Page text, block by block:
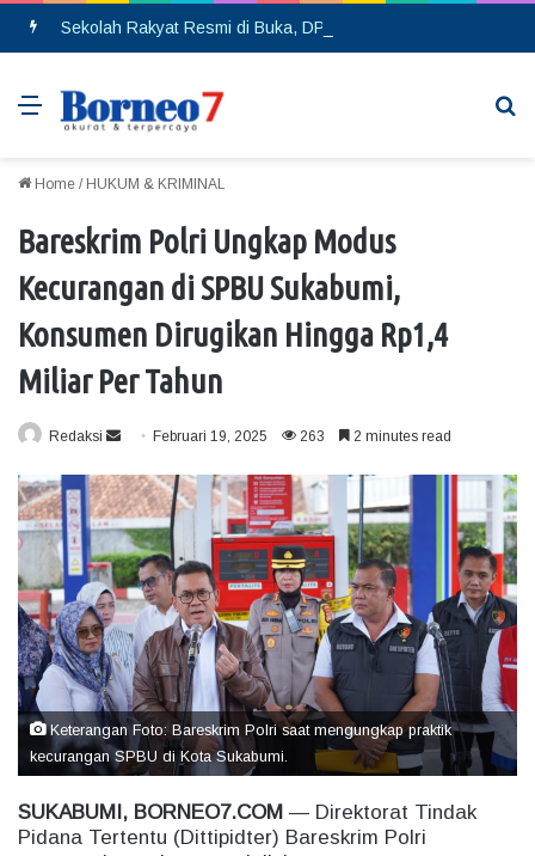
Menu
Home / HUKUM & KRIMINAL
Bareskrim Polri Ungkap Modus
Kecurangan di SPBU Sukabumi,
Konsumen Dirugikan Hingga Rp1,4
Miliar Per Tahun
Redaksi
n
d
a
n
e
m
a
i
l
Februari 19, 2025 263 2 minutes read
Keterangan Foto: Bareskrim Polri saat mengungkap praktik
kecurangan SPBU di Kota Sukabumi.
SUKABUMI, BORNEO7.COM — Direktorat Tindak
Pidana Tertentu (Dittipidter) Bareskrim Polri